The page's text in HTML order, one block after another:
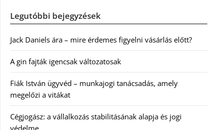
Legutóbbi bejegyzések
Jack Daniels ára – mire érdemes figyelni vásárlás előtt?
A gin fajták igencsak változatosak
Fiák István ügyvéd – munkajogi tanácsadás, amely
megelőzi a vitákat
Cégjogász: a vállalkozás stabilitásának alapja és jogi
védelme